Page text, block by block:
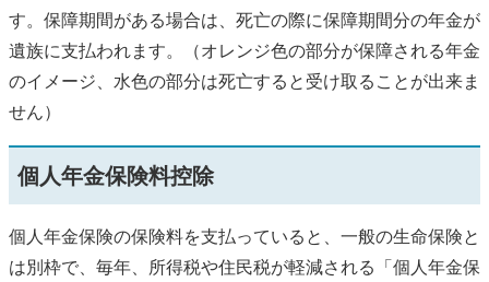
す。保障期間がある場合は、死亡の際に保障期間分の年金が
遺族に支払われます。（オレンジ色の部分が保障される年金
のイメージ、水色の部分は死亡すると受け取ることが出来ま
せん）
個人年金保険料控除
個人年金保険の保険料を支払っていると、一般の生命保険と
は別枠で、毎年、所得税や住民税が軽減される「個人年金保